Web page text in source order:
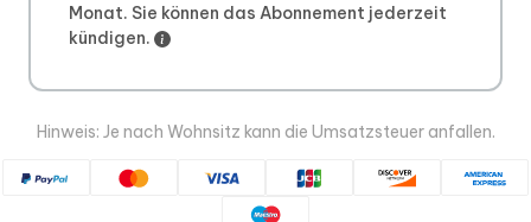
Monat. Sie können das Abonnement jederzeit
kündigen.
Hinweis: Je nach Wohnsitz kann die Umsatzsteuer anfallen.